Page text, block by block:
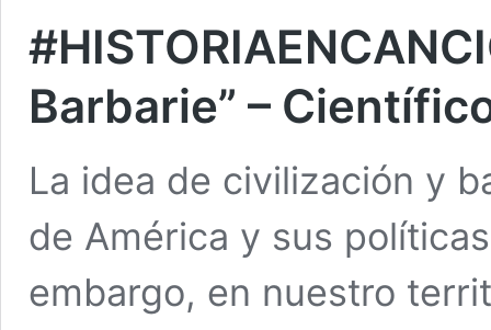
Barbarie” –
La idea de civilización y
de América y sus
embargo, en nuestro